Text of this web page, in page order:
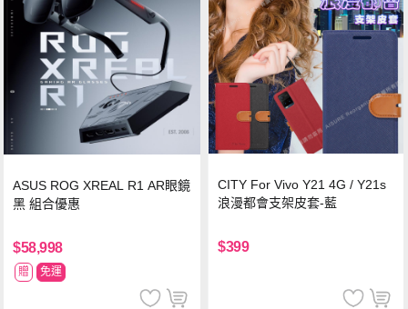
ASUS ROG XREAL R1 AR眼鏡
黑 組合優惠
$58,998
贈 免運
CITY For Vivo Y21 4G / Y21s
浪漫都會支架皮套-藍
$399